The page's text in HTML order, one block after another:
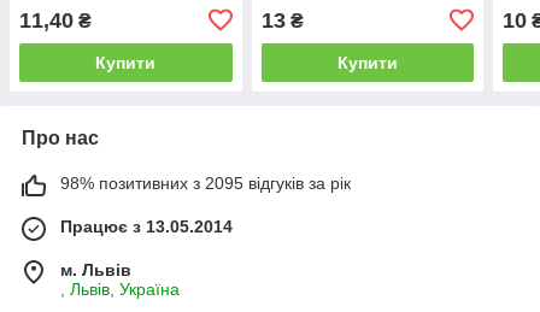
11,40 ₴
Купити
13₴
Купити
10
Про нас
98% позитивних з 2095 відгуків за рік
Працює з 13.05.2014
м. Львів
, Львів, Україна